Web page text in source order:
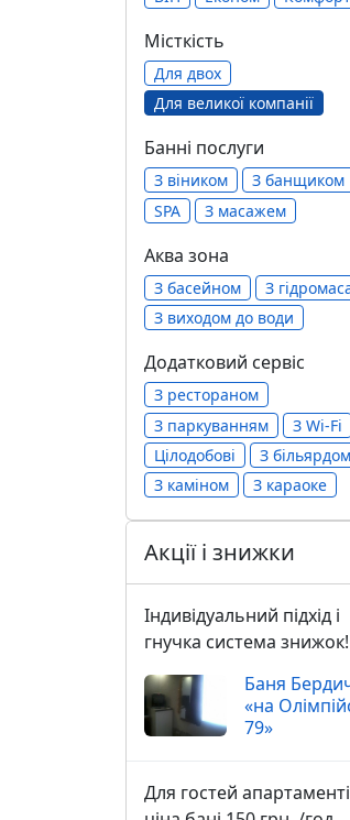
Місткість
Для двох
Для великої компанії
Банні послуги
З віником
З банщиком
SPA
З масажем
Аква зона
З басейном
З
З виходом до води
Додатковий сервіс
З рестораном
З паркуванням
З Wi-Fi
Цілодобові
З більярдом
З каміном
З караоке
Акції і знижки
Індивідуальний підхід і
гнучка система знижок!
Баня
«на
79»
Для гостей